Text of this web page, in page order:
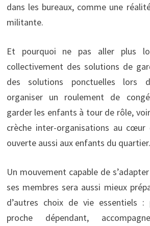
dans les bureaux, comme une
militante.
Et pourquoi ne pas aller plus
collectivement des solutions de
des solutions ponctuelles lors
organiser un roulement de
garder les enfants à tour de rôle,
crèche inter-organisations au
ouverte aussi aux enfants du quartier.
Un mouvement capable de
ses membres sera aussi mieux
d’autres choix de vie essentiels :
proche dépendant,